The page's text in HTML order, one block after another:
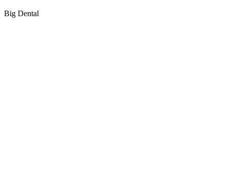
Big Dental